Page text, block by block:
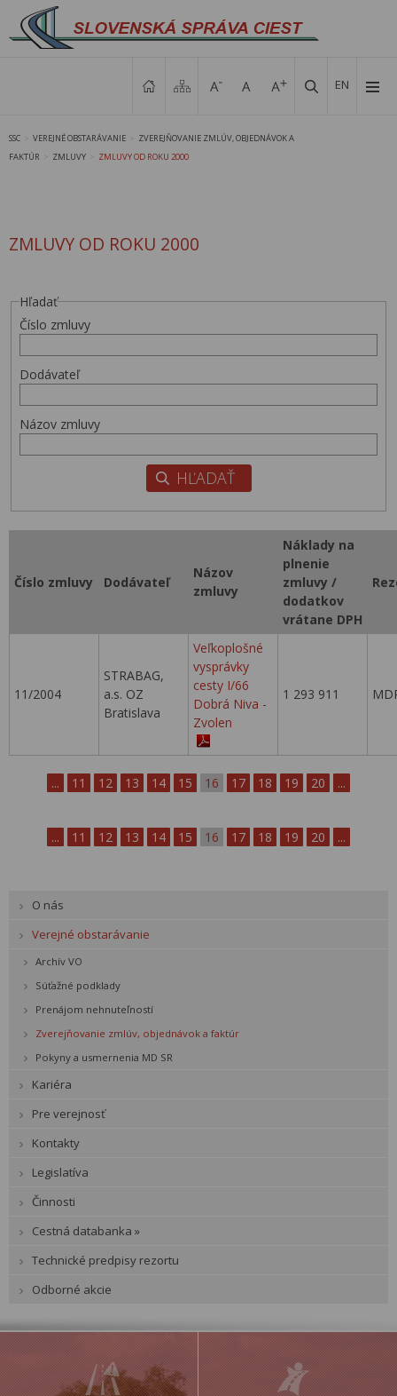
EN
SSC VEREJNÉ OBSTARÁVANIE
ZVEREJŇOVANIE ZMLÚV, OBJEDNÁVOK A
FAKTÚR
ZMLUVY ZMLUVY OD ROKU 2000
ZMLUVY OD ROKU 2000
Hľadať
Číslo zmluvy
Dodávateľ
Názov zmluvy
Číslo zmluvy Dodávateľ
Názov
zmluvy
Náklady na
plnenie
zmluvy /
dodatkov
vrátane DPH
11/2004
STRABAG,
a.s. OZ
Bratislava
Veľkoplošné
vysprávky
cesty I/66
Dobrá Niva -
Zvolen
1 293 911
... 11 12 13 14 15 16 17 18 19 20 ...
... 11 12 13 14 15 16 17 18 19 20 ...
O nás
Verejné obstarávanie
Archív VO
Súťažné podklady
Prenájom nehnuteľností
Zverejňovanie zmlúv, objednávok a faktúr
Pokyny a usmernenia MD SR
Kariéra
Pre verejnosť
Kontakty
Legislatíva
Činnosti
Cestná databanka »
Technické predpisy rezortu
Odborné akcie